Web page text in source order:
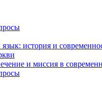
история и
и миссия в